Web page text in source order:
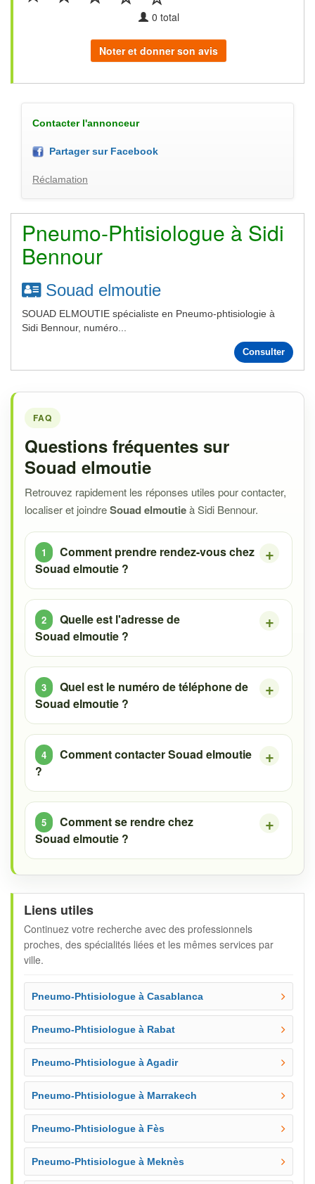
0 total
Noter et donner son avis
Contacter l'annonceur
Partager sur Facebook
Réclamation
Pneumo-Phtisiologue à Sidi
Bennour
Souad elmoutie
SOUAD ELMOUTIE spécialiste en Pneumo-phtisiologie à
Sidi Bennour, numéro...
Consulter
FAQ
Questions fréquentes sur
Souad elmoutie
Retrouvez rapidement les réponses utiles pour contacter,
localiser et joindreSouad elmoutieà Sidi Bennour.
Comment prendre rendez-vous chez
Souad elmoutie ?
Quelle est l'adresse de
Souad elmoutie ?
Quel est le numéro de téléphone de
Souad elmoutie ?
Comment contacter Souad elmoutie
?
Comment se rendre chez
Souad elmoutie ?
Liens utiles
Continuez votre recherche avec des professionnels
proches, des spécialités liées et les mêmes services par
ville.
Pneumo-Phtisiologue à Casablanca
Pneumo-Phtisiologue à Rabat
Pneumo-Phtisiologue à Agadir
Pneumo-Phtisiologue à Marrakech
Pneumo-Phtisiologue à Fès
Pneumo-Phtisiologue à Meknès